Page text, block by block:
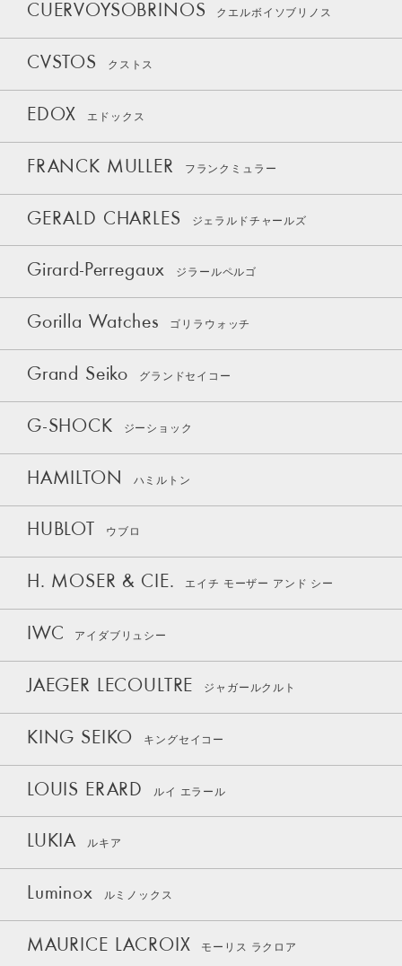
CUERVOYSOBRINOS クエルボイソブリノス
CVSTOS クストス
EDOX エドックス
FRANCK MULLER フランクミュラー
GERALD CHARLES ジェラルドチャールズ
Girard-Perregaux ジラールペルゴ
Gorilla Watches ゴリラウォッチ
Grand Seiko グランドセイコー
G-SHOCK ジーショック
HAMILTON ハミルトン
HUBLOT ウブロ
H. MOSER & CIE. エイチ モーザー アンド シー
IWC アイダブリュシー
JAEGER LECOULTRE ジャガールクルト
KING SEIKO キングセイコー
LOUIS ERARD ルイ エラール
LUKIA ルキア
Luminox ルミノックス
MAURICE LACROIX モーリス ラクロア